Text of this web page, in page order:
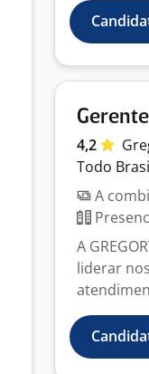
4,2
Todo
A
A
liderar